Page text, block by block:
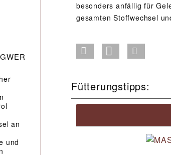
an
und
besonders anfällig für
gesamten Stoffwechsel
Fütterungstipps: